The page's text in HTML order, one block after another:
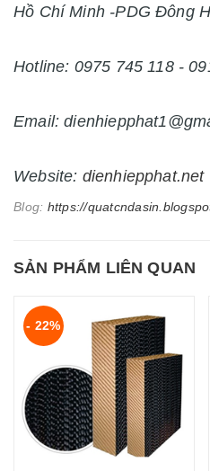
Hồ Chí Minh -PDG Đông
Hotline: 0975 745 118 -
Email:
Website: dienhiepphat.net
Blog: https://
SẢN PHẨM LIÊN QUAN
- 22%